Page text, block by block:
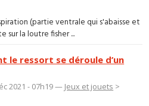
(partie ventrale qui s'abaisse et
sur la loutre fisher ...
le ressort se déroule d’un
2021 - 07h19 — Jeux et jouets >